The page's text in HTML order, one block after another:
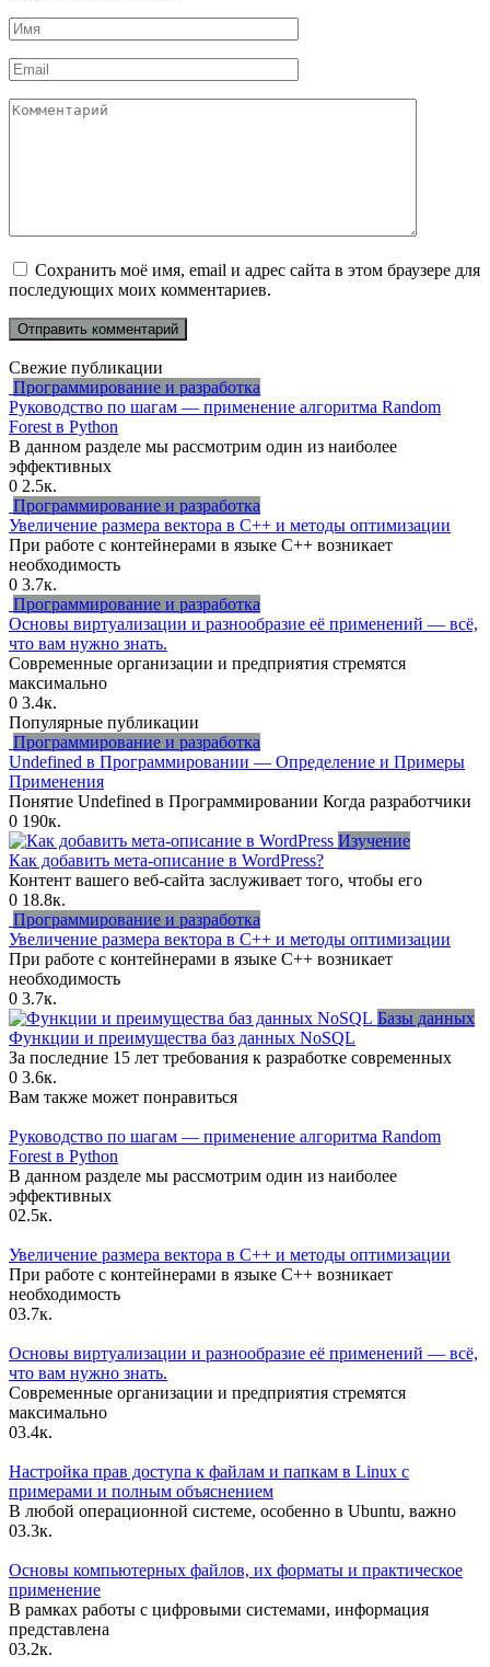
Имя
*
Email
*
Комментарий
Сохранить моё имя, email и адрес сайта в этом браузере для
последующих моих комментариев.
Свежие публикации
Программирование и разработка
Руководство по шагам — применение алгоритма Random
Forest в Python
В данном разделе мы рассмотрим один из наиболее
эффективных
0 2.5к.
Программирование и разработка
Увеличение размера вектора в C++ и методы оптимизации
При работе с контейнерами в языке C++ возникает
необходимость
0 3.7к.
Программирование и разработка
Основы виртуализации и разнообразие её применений — всё,
что вам нужно знать.
Современные организации и предприятия стремятся
максимально
0 3.4к.
Популярные публикации
Программирование и разработка
Undefined в Программировании — Определение и Примеры
Применения
Понятие Undefined в Программировании Когда разработчики
0 190к.
Изучение
Как добавить мета-описание в WordPress?
Контент вашего веб-сайта заслуживает того, чтобы его
0 18.8к.
Программирование и разработка
Увеличение размера вектора в C++ и методы оптимизации
При работе с контейнерами в языке C++ возникает
необходимость
0 3.7к.
Базы данных
Функции и преимущества баз данных NoSQL
За последние 15 лет требования к разработке современных
0 3.6к.
Вам также может понравиться
Руководство по шагам — применение алгоритма Random
Forest в Python
В данном разделе мы рассмотрим один из наиболее
эффективных
02.5к.
Увеличение размера вектора в C++ и методы оптимизации
При работе с контейнерами в языке C++ возникает
необходимость
03.7к.
Основы виртуализации и разнообразие её применений — всё,
что вам нужно знать.
Современные организации и предприятия стремятся
максимально
03.4к.
Настройка прав доступа к файлам и папкам в Linux с
примерами и полным объяснением
В любой операционной системе, особенно в Ubuntu, важно
03.3к.
Основы компьютерных файлов, их форматы и практическое
применение
В рамках работы с цифровыми системами, информация
представлена
03.2к.